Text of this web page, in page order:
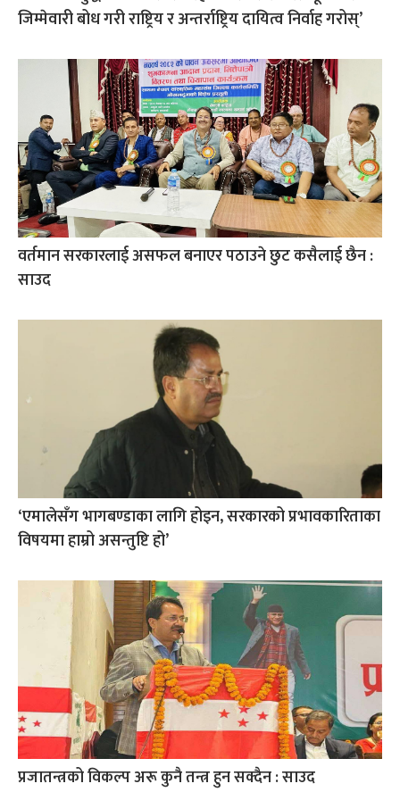
जिम्मेवारी बोध गरी राष्ट्रिय र अन्तर्राष्ट्रिय दायित्व निर्वाह गरोस्’
वर्तमान सरकारलाई असफल बनाएर पठाउने छुट कसैलाई छैन :
साउद
‘एमालेसँग भागबण्डाका लागि होइन, सरकारको प्रभावकारिताका
विषयमा हाम्रो असन्तुष्टि हो’
प्रजातन्त्रको विकल्प अरू कुनै तन्त्र हुन सक्दैन : साउद